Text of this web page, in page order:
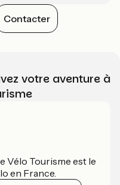
Contacter
votre aventure à
Vélo Tourisme est le
en France.